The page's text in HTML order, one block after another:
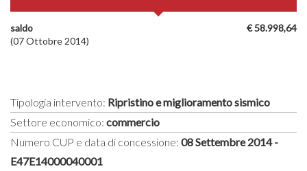
€ 58.998,64
saldo
(07 Ottobre 2014)
Tipologia intervento: Ripristino e miglioramento sismico
Settore economico: commercio
Numero CUP e data di concessione: 08 Settembre 2014 -
E47E14000040001